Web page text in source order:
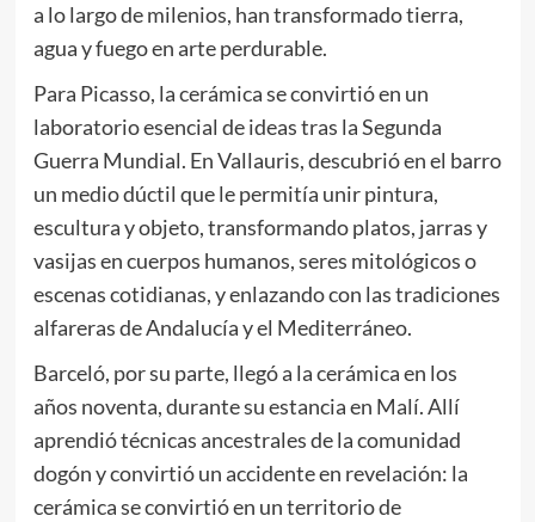
a lo largo de milenios, han transformado tierra,
agua y fuego en arte perdurable.
Para Picasso, la cerámica se convirtió en un
laboratorio esencial de ideas tras la Segunda
Guerra Mundial. En Vallauris, descubrió en el barro
un medio dúctil que le permitía unir pintura,
escultura y objeto, transformando platos, jarras y
vasijas en cuerpos humanos, seres mitológicos o
escenas cotidianas, y enlazando con las tradiciones
alfareras de Andalucía y el Mediterráneo.
Barceló, por su parte, llegó a la cerámica en los
años noventa, durante su estancia en Malí. Allí
aprendió técnicas ancestrales de la comunidad
dogón y convirtió un accidente en revelación: la
cerámica se convirtió en un territorio de